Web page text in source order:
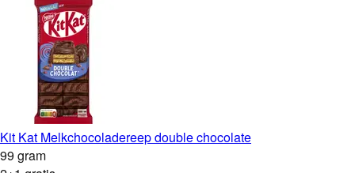
Kit Kat Melkchocoladereep double chocolate
99 gram